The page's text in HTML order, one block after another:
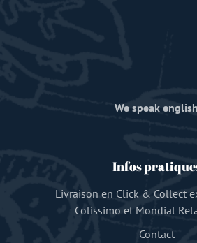
We speak english
Infos
Livraison en Click & Collect
Colissimo et Mondial
Contact